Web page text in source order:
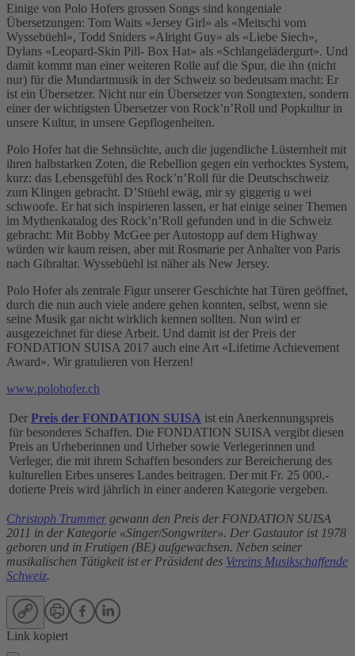
Einige von Polo Hofers grossen Songs sind kongeniale
Übersetzungen: Tom Waits «Jersey Girl» als «Meitschi vom
Wyssebüehl», Todd Sniders «Alright Guy» als «Liebe Siech»,
Dylans «Leopard-Skin Pill- Box Hat» als «Schlangelädergurt». Und
damit kommt man einer weiteren Rolle auf die Spur, die ihn (nicht
nur) für die Mundartmusik in der Schweiz so bedeutsam macht: Er
ist ein Übersetzer. Nicht nur ein Übersetzer von Songtexten, sondern
einer der wichtigsten Übersetzer von Rock’n’Roll und Popkultur in
unsere Kultur, in unsere Gepflogenheiten.
Polo Hofer hat die Sehnsüchte, auch die jugendliche Lüsternheit mit
ihren halbstarken Zoten, die Rebellion gegen ein verhocktes System,
kurz: das Lebensgefühl des Rock’n’Roll für die Deutschschweiz
zum Klingen gebracht. D’Stüehl ewäg, mir sy giggerig u wei
schwoofe. Er hat sich inspirieren lassen, er hat einige seiner Themen
im Mythenkatalog des Rock’n’Roll gefunden und in die Schweiz
gebracht: Mit Bobby McGee per Autostopp auf dem Highway
würden wir kaum reisen, aber mit Rosmarie per Anhalter von Paris
nach Gibraltar. Wyssebüehl ist näher als New Jersey.
Polo Hofer als zentrale Figur unserer Geschichte hat Türen geöffnet,
durch die nun auch viele andere gehen konnten, selbst, wenn sie
seine Musik gar nicht wirklich kennen sollten. Nun wird er
ausgezeichnet für diese Arbeit. Und damit ist der Preis der
FONDATION SUISA 2017 auch eine Art «Lifetime Achievement
Award». Wir gratulieren von Herzen!
www.polohofer.ch
Der Preis der FONDATION SUISA ist ein Anerkennungspreis
für besonderes Schaffen. Die FONDATION SUISA vergibt diesen
Preis an Urheberinnen und Urheber sowie Verlegerinnen und
Verleger, die mit ihrem Schaffen besonders zur Bereicherung des
kulturellen Erbes unseres Landes beitragen. Der mit Fr. 25 000.-
dotierte Preis wird jährlich in einer anderen Kategorie vergeben.
Christoph Trummer gewann den Preis der FONDATION SUISA
2011 in der Kategorie «Singer/Songwriter». Der Gastautor ist 1978
geboren und in Frutigen (BE) aufgewachsen. Neben seiner
musikalischen Tätigkeit ist er Präsident des Vereins Musikschaffende
Schweiz.
Link kopiert